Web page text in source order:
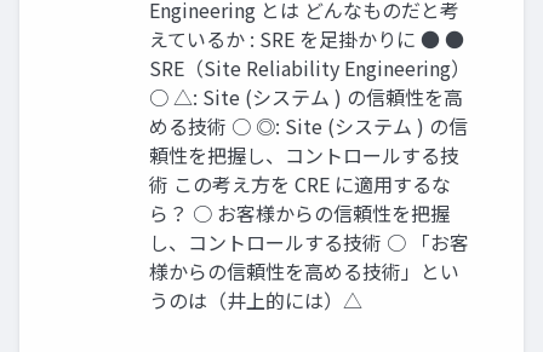
Engineering とは どんなものだと考
えているか : SRE を足掛かりに ● ●
SRE（Site Reliability Engineering）
○ △: Site (システム ) の信頼性を高
める技術 ○ ◎: Site (システム ) の信
頼性を把握し、コントロールする技
術 この考え方を CRE に適用するな
ら？ ○ お客様からの信頼性を把握
し、コントロールする技術 ○ 「お客
様からの信頼性を高める技術」とい
うのは（井上的には）△